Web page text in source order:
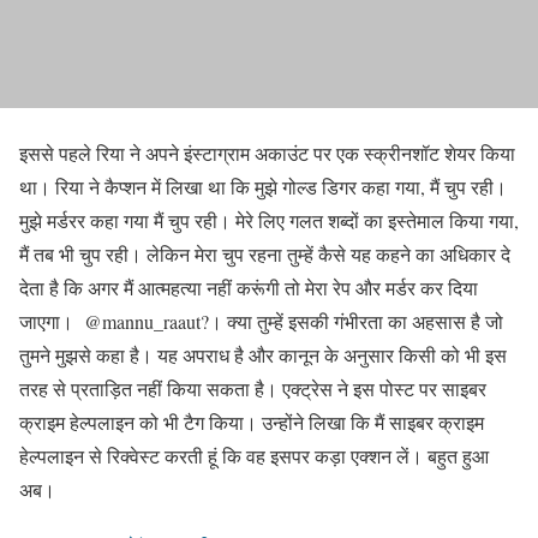
इससे पहले रिया ने अपने इंस्टाग्राम अकाउंट पर एक स्क्रीनशॉट शेयर किया
था। रिया ने कैप्शन में लिखा था कि मुझे गोल्ड डिगर कहा गया, मैं चुप रही।
मुझे मर्डरर कहा गया मैं चुप रही। मेरे लिए गलत शब्दों का इस्तेमाल किया गया,
मैं तब भी चुप रही। लेकिन मेरा चुप रहना तुम्हें कैसे यह कहने का अधिकार दे
देता है कि अगर मैं आत्महत्या नहीं करूंगी तो मेरा रेप और मर्डर कर दिया
जाएगा। @mannu_raaut?। क्या तुम्हें इसकी गंभीरता का अहसास है जो
तुमने मुझसे कहा है। यह अपराध है और कानून के अनुसार किसी को भी इस
तरह से प्रताड़ित नहीं किया सकता है। एक्ट्रेस ने इस पोस्ट पर साइबर
क्राइम हेल्पलाइन को भी टैग किया। उन्होंने लिखा कि मैं साइबर क्राइम
हेल्पलाइन से रिक्वेस्ट करती हूं कि वह इसपर कड़ा एक्शन लें। बहुत हुआ
अब।